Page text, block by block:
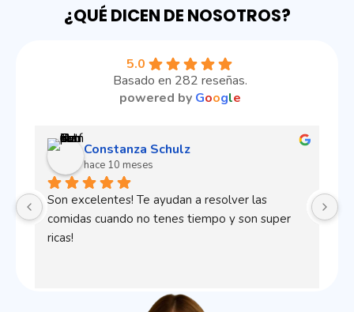
¿QUÉ DICEN DE NOSOTROS?
5.0
Basado en 282 reseñas.
powered by Google
Constanza Schulz
hace 10 meses
Son excelentes! Te ayudan a resolver las
comidas cuando no tenes tiempo y son super
ricas!